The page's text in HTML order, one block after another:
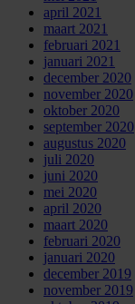
april 2021
maart 2021
februari 2021
januari 2021
december 2020
november 2020
oktober 2020
september 2020
augustus 2020
juli 2020
juni 2020
mei 2020
april 2020
maart 2020
februari 2020
januari 2020
december 2019
november 2019